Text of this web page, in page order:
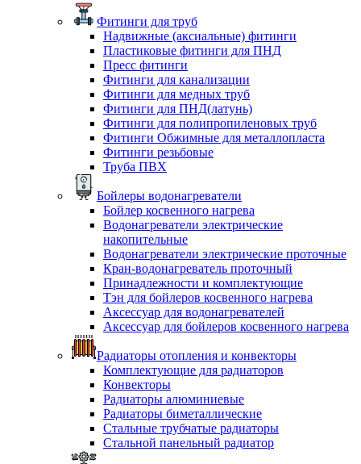
Фитинги для труб
Надвижные (аксиальные) фитинги
Пластиковые фитинги для ПНД
Пресс фитинги
Фитинги для канализации
Фитинги для медных труб
Фитинги для ПНД(латунь)
Фитинги для полипропиленовых труб
Фитинги Обжимные для металлопласта
Фитинги резьбовые
Труба ПВХ
Бойлеры водонагреватели
Бойлер косвенного нагрева
Водонагреватели электрические
накопительные
Водонагреватели электрические проточные
Кран-водонагреватель проточный
Принадлежности и комплектующие
Тэн для бойлеров косвенного нагрева
Аксессуар для водонагревателей
Аксессуар для бойлеров косвенного нагрева
Радиаторы отопления и конвекторы
Комплектующие для радиаторов
Конвекторы
Радиаторы алюминиевые
Радиаторы биметаллические
Стальные трубчатые радиаторы
Стальной панельный радиатор